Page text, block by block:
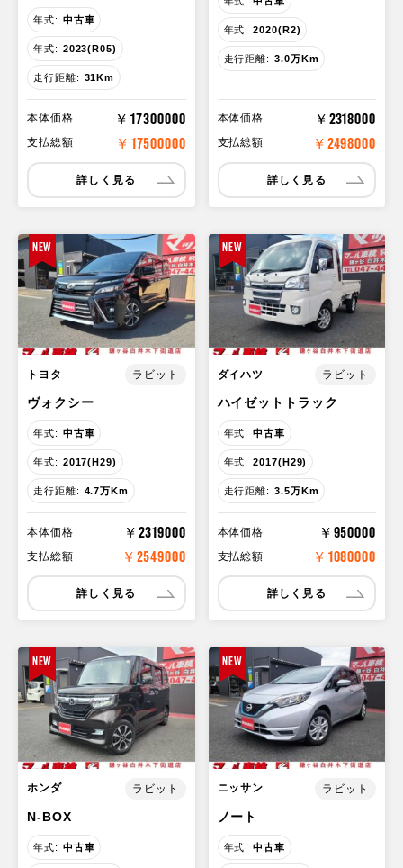
年式: 中古車
年式: 2023(R05)
走行距離: 31Km
本体価格 ￥17300000
支払総額 ￥17500000
詳しく見る
年式: 2020(R2)
走行距離: 3.0万Km
本体価格 ￥2318000
支払総額 ￥2498000
詳しく見る
NEW
トヨタ ラビット
ヴォクシー
年式: 中古車
年式: 2017(H29)
走行距離: 4.7万Km
本体価格 ￥2319000
支払総額 ￥2549000
詳しく見る
NEW
ダイハツ ラビット
ハイゼットトラック
年式: 中古車
年式: 2017(H29)
走行距離: 3.5万Km
本体価格 ￥950000
支払総額 ￥1080000
詳しく見る
NEW
ホンダ ラビット
N-BOX
年式: 中古車
NEW
ニッサン ラビット
ノート
年式: 中古車